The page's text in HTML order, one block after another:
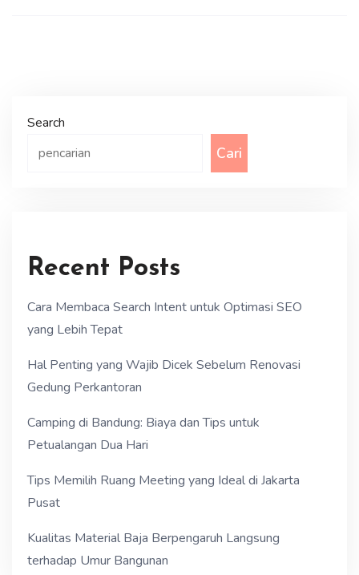
Search
Cari
Recent Posts
Cara Membaca Search Intent untuk Optimasi SEO
yang Lebih Tepat
Hal Penting yang Wajib Dicek Sebelum Renovasi
Gedung Perkantoran
Camping di Bandung: Biaya dan Tips untuk
Petualangan Dua Hari
Tips Memilih Ruang Meeting yang Ideal di Jakarta
Pusat
Kualitas Material Baja Berpengaruh Langsung
terhadap Umur Bangunan